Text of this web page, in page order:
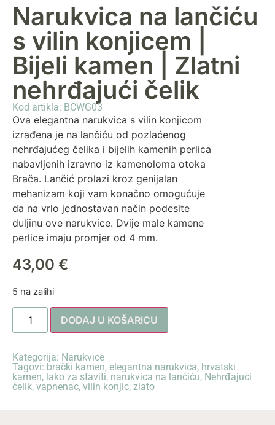
Narukvica na lančiću
s vilin konjicem |
Bijeli kamen | Zlatni
nehrđajući čelik
Kod artikla: BCWG03
Ova elegantna narukvica s vilin konjicom
izrađena je na lančiću od pozlaćenog
nehrđajućeg čelika i bijelih kamenih perlica
nabavljenih izravno iz kamenoloma otoka
Brača. Lančić prolazi kroz genijalan
mehanizam koji vam konačno omogućuje
da na vrlo jednostavan način podesite
duljinu ove narukvice. Dvije male kamene
perlice imaju promjer od 4 mm.
43,00 €
5 na zalihi
DODAJ U KOŠARICU
Kategorija: Narukvice
Tagovi: brački kamen, elegantna narukvica, hrvatski
kamen, lako za staviti, narukvica na lančiću, Nehrđajući
čelik, vapnenac, vilin konjic, zlato